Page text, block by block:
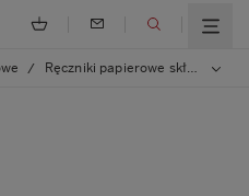
/ Ręczniki papierowe składane, Z, One/Non Stop